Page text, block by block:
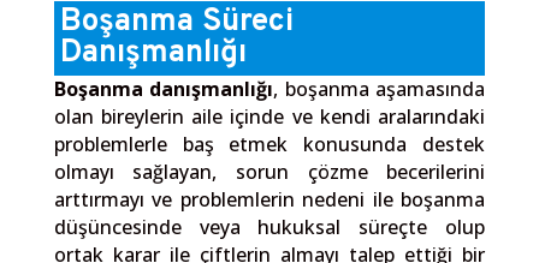
Boşanma Süreci
Danışmanlığı
Boşanma danışmanlığı, boşanma aşamasında
olan bireylerin aile içinde ve kendi aralarındaki
problemlerle baş etmek konusunda destek
olmayı sağlayan, sorun çözme becerilerini
arttırmayı ve problemlerin nedeni ile boşanma
düşüncesinde veya hukuksal süreçte olup
ortak karar ile çiftlerin almayı talep ettiği bir